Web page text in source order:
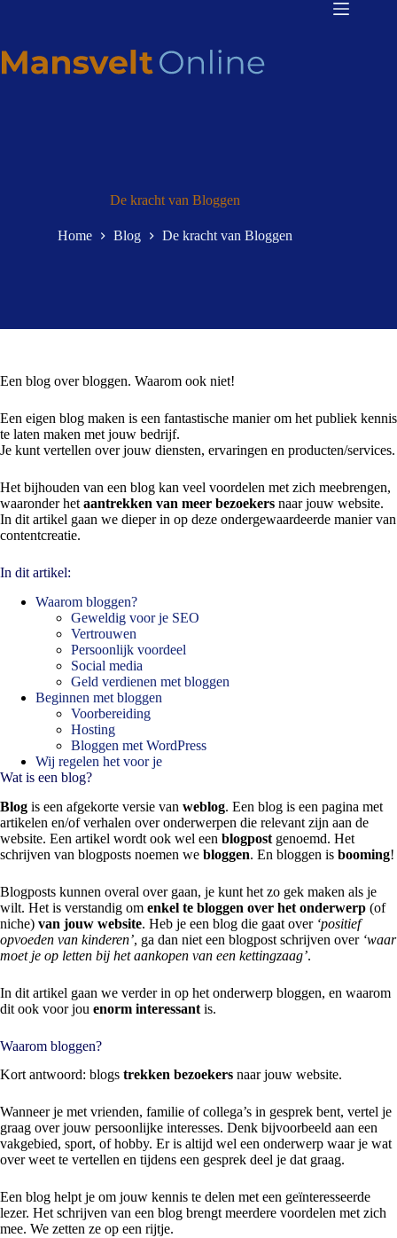
De kracht van Bloggen
Home Blog De kracht van Bloggen
Een blog over bloggen. Waarom ook niet!
Een eigen blog maken is een fantastische manier om het publiek kennis
te laten maken met jouw bedrijf.
Je kunt vertellen over jouw diensten, ervaringen en producten/services.
Het bijhouden van een blog kan veel voordelen met zich meebrengen,
waaronder het aantrekken van meer bezoekers naar jouw website.
In dit artikel gaan we dieper in op deze ondergewaardeerde manier van
contentcreatie.
In dit artikel:
Waarom bloggen?
Geweldig voor je SEO
Vertrouwen
Persoonlijk voordeel
Social media
Geld verdienen met bloggen
Beginnen met bloggen
Voorbereiding
Hosting
Bloggen met WordPress
Wij regelen het voor je
Wat is een blog?
Blog is een afgekorte versie van weblog. Een blog is een pagina met
artikelen en/of verhalen over onderwerpen die relevant zijn aan de
website. Een artikel wordt ook wel een blogpost genoemd. Het
schrijven van blogposts noemen we bloggen. En bloggen is booming!
Blogposts kunnen overal over gaan, je kunt het zo gek maken als je
wilt. Het is verstandig om enkel te bloggen over het onderwerp (of
niche) van jouw website. Heb je een blog die gaat over ‘positief
opvoeden van kinderen’, ga dan niet een blogpost schrijven over ‘waar
moet je op letten bij het aankopen van een kettingzaag’.
In dit artikel gaan we verder in op het onderwerp bloggen, en waarom
dit ook voor jou enorm interessant is.
Waarom bloggen?
Kort antwoord: blogs trekken bezoekers naar jouw website.
Wanneer je met vrienden, familie of collega’s in gesprek bent, vertel je
graag over jouw persoonlijke interesses. Denk bijvoorbeeld aan een
vakgebied, sport, of hobby. Er is altijd wel een onderwerp waar je wat
over weet te vertellen en tijdens een gesprek deel je dat graag.
Een blog helpt je om jouw kennis te delen met een geïnteresseerde
lezer. Het schrijven van een blog brengt meerdere voordelen met zich
mee. We zetten ze op een rijtje.